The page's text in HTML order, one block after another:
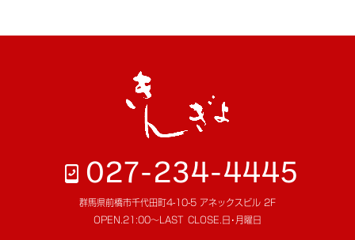
027-234-4445
群馬県前橋市千代田町4-10-5 アネックスビル 2F
OPEN. 21:00～LAST CLOSE. 日･月曜日